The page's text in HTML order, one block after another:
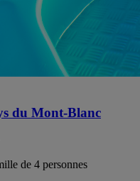
du Mont-Blanc
de 4 personnes